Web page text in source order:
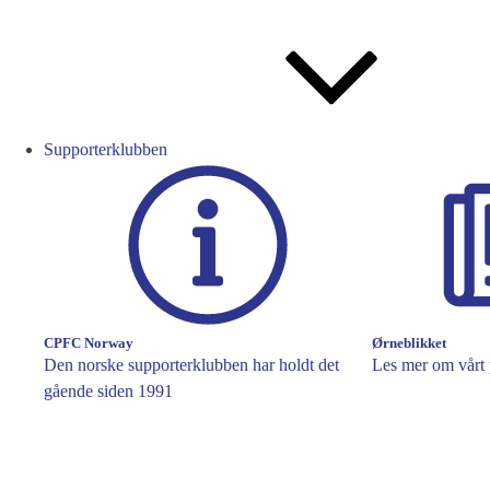
Supporterklubben
CPFC Norway
Den norske supporterklubben har holdt det
gående siden 1991
Ørneblikket
Les mer om vårt